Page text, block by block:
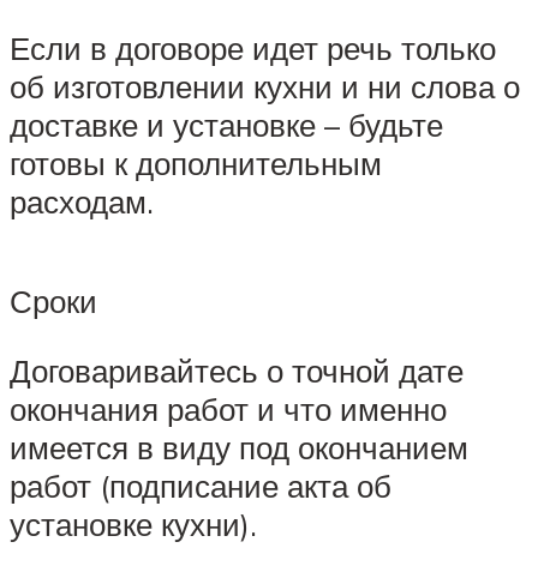
Если в договоре идет речь только
об изготовлении кухни и ни слова о
доставке и установке – будьте
готовы к дополнительным
расходам.
Сроки
Договаривайтесь о точной дате
окончания работ и что именно
имеется в виду под окончанием
работ (подписание акта об
установке кухни).